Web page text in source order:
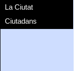
La Ciutat
Ciutadans